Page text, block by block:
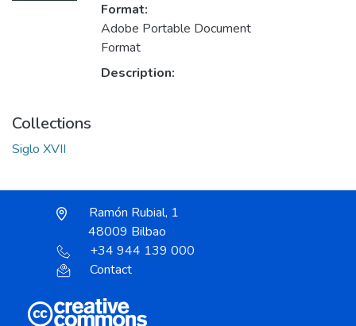
Format:
Adobe Portable Document
Format
Description:
Collections
Siglo XVII
Ramón Rubial, 1
48009 Bilbao
+34 944 139 000
Contact